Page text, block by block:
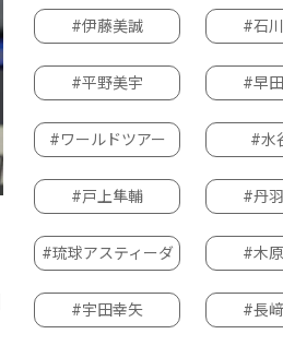
#伊藤美誠 #石
#平野美宇 #早
#ワールドツアー #水
#戸上隼輔 #丹
#琉球アスティーダ #木
#宇田幸矢 #長